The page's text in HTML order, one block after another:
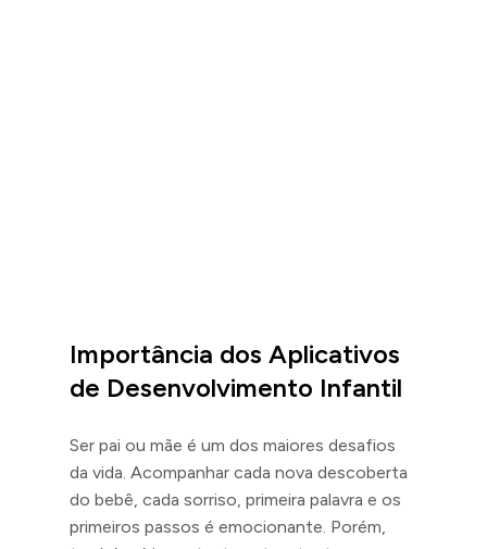
Importância dos Aplicativos
de Desenvolvimento Infantil
Ser pai ou mãe é um dos maiores desafios
da vida. Acompanhar cada nova descoberta
do bebê, cada sorriso, primeira palavra e os
primeiros passos é emocionante. Porém,